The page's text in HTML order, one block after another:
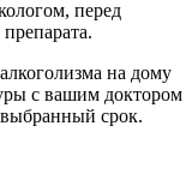
перед
на дому
с вашим доктором
выбранный срок.